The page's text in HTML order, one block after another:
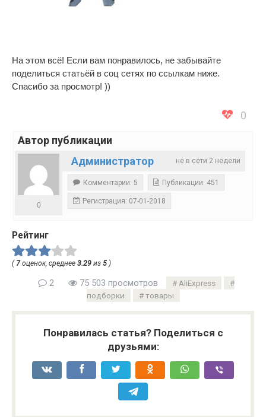
На этом всё! Если вам понравилось, не забывайте
поделиться статьёй в соц сетях по ссылкам ниже.
Спасибо за просмотр! ))
0
Автор публикации
не в сети 2 недели
Администратор
0
Комментарии: 5 Публикации: 451
Регистрация: 07-01-2018
Рейтинг
( 7оценок, среднее 3.29 из 5 )
2 75 503 просмотров
AliExpress
подборки
товары
Понравилась статья? Поделиться с
друзьями: